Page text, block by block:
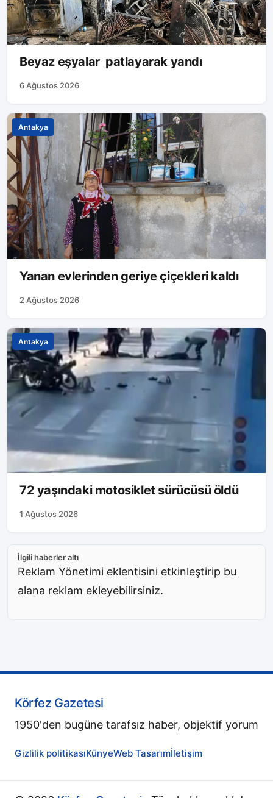
Beyaz eşyalar patlayarak yandı
6 Ağustos 2026
Antakya
Yanan evlerinden geriye çiçekleri kaldı
2 Ağustos 2026
Antakya
72 yaşındaki motosiklet sürücüsü öldü
1 Ağustos 2026
İlgili haberler altı
Reklam Yönetimi eklentisini etkinleştirip bu
alana reklam ekleyebilirsiniz.
Körfez Gazetesi
1950'den bugüne tarafsız haber, objektif yorum
Gizlilik politikasıKünyeWeb Tasarımİletişim